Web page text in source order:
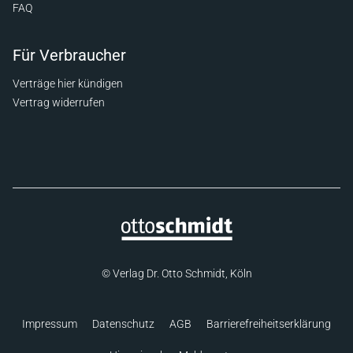
FAQ
Für Verbraucher
Verträge hier kündigen
Vertrag widerrufen
© Verlag Dr. Otto Schmidt, Köln
Impressum Datenschutz AGB Barrierefreiheitserklärung